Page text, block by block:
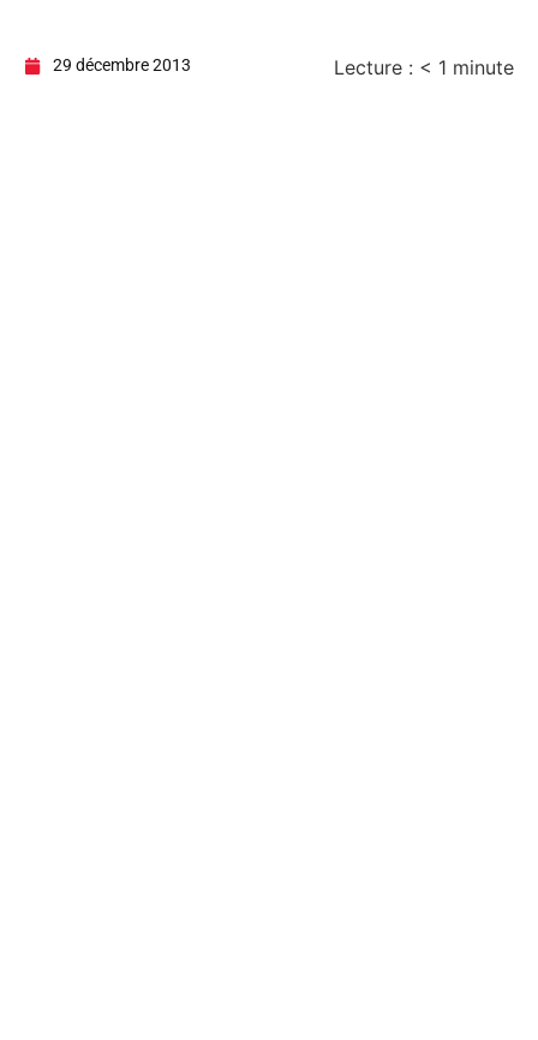
29 décembre 2013 Lecture : < 1 minute